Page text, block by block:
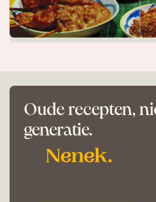
Oude recepten,
generatie.